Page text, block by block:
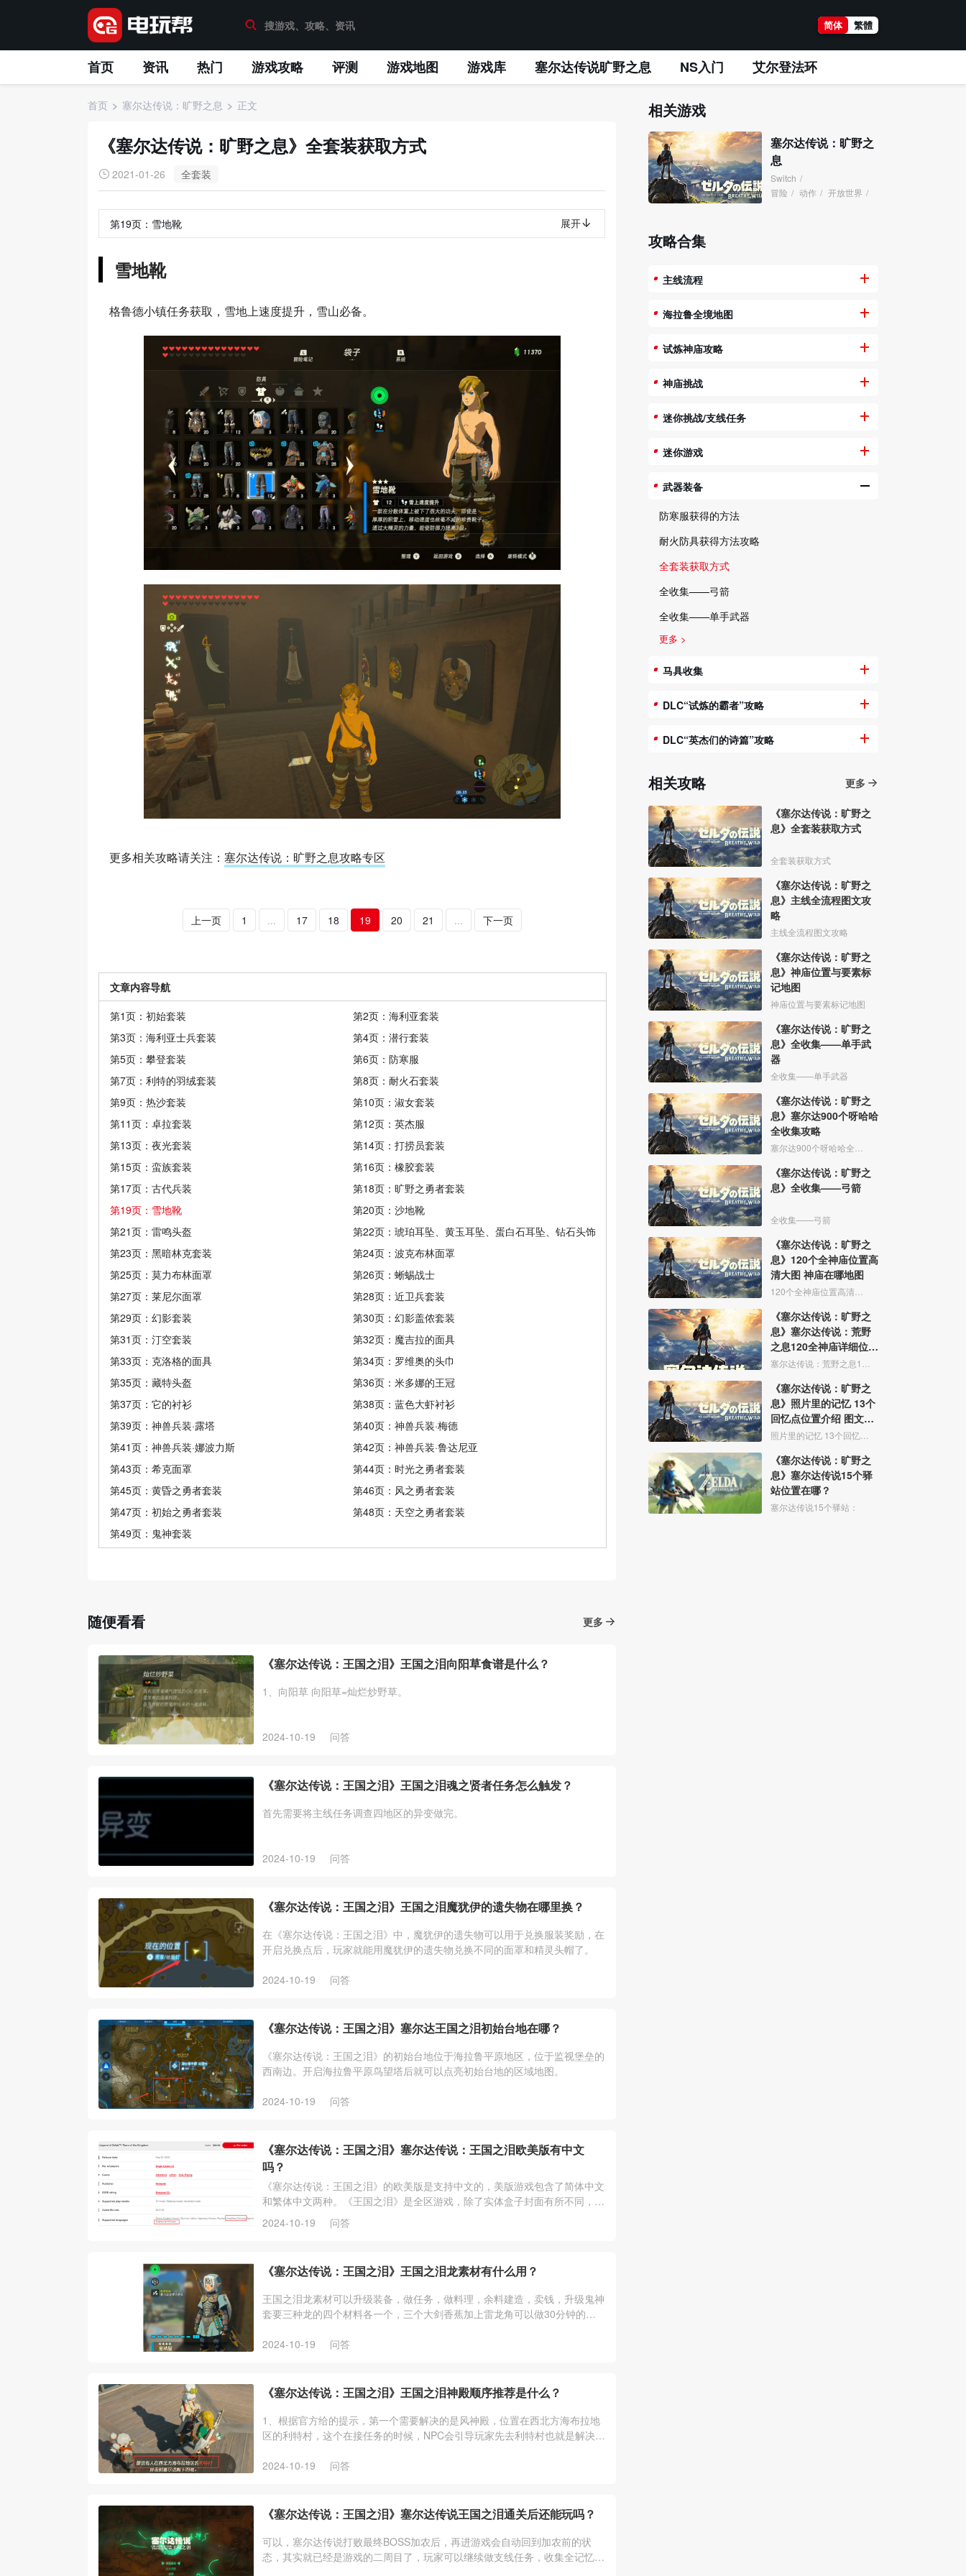
简体 繁體
首页 资讯 热门 游戏攻略 评测 游戏地图 游戏库 塞尔达传说旷野之息 NS入门 艾尔登法环
首页 塞尔达传说：旷野之息 正文
《塞尔达传说：旷野之息》全套装获取方式
2021-01-26 全套装
第19页： 雪地靴 展开
雪地靴
格鲁德小镇任务获取，雪地上速度提升，雪山必备。
更多相关攻略请关注： 塞尔达传说：旷野之息攻略专区
上一页 1 ... 17 18 19 20 21 ... 下一页
文章内容导航
第1页：初始套装
第2页：海利亚套装
第3页：海利亚士兵套装
第4页：潜行套装
第5页：攀登套装
第6页：防寒服
第7页：利特的羽绒套装
第8页：耐火石套装
第9页：热沙套装
第10页：淑女套装
第11页：卓拉套装
第12页：英杰服
第13页：夜光套装
第14页：打捞员套装
第15页：蛮族套装
第16页：橡胶套装
第17页：古代兵装
第18页：旷野之勇者套装
第19页：雪地靴
第20页：沙地靴
第21页：雷鸣头盔
第22页：琥珀耳坠、黄玉耳坠、蛋白石耳坠、钻石头饰、蓝宝石头饰、红宝石头饰
第23页：黑暗林克套装
第24页：波克布林面罩
第25页：莫力布林面罩
第26页：蜥蜴战士
第27页：莱尼尔面罩
第28页：近卫兵套装
第29页：幻影套装
第30页：幻影盖侬套装
第31页：汀空套装
第32页：魔吉拉的面具
第33页：克洛格的面具
第34页：罗维奥的头巾
第35页：藏特头盔
第36页：米多娜的王冠
第37页：它的衬衫
第38页：蓝色大虾衬衫
第39页：神兽兵装·露塔
第40页：神兽兵装·梅德
第41页：神兽兵装·娜波力斯
第42页：神兽兵装·鲁达尼亚
第43页：希克面罩
第44页：时光之勇者套装
第45页：黄昏之勇者套装
第46页：风之勇者套装
第47页：初始之勇者套装
第48页：天空之勇者套装
第49页：鬼神套装
随便看看 更多
《塞尔达传说：王国之泪》王国之泪向阳草食谱是什么？
1、向阳草 向阳草=灿烂炒野草。
2024-10-19 问答
《塞尔达传说：王国之泪》王国之泪魂之贤者任务怎么触发？
首先需要将主线任务调查四地区的异变做完。
2024-10-19 问答
《塞尔达传说：王国之泪》王国之泪魔犹伊的遗失物在哪里换？
在《塞尔达传说：王国之泪》中，魔犹伊的遗失物可以用于兑换服装奖励，在
开启兑换点后，玩家就能用魔犹伊的遗失物兑换不同的面罩和精灵头帽了。
2024-10-19 问答
《塞尔达传说：王国之泪》塞尔达王国之泪初始台地在哪？
《塞尔达传说：王国之泪》的初始台地位于海拉鲁平原地区，位于监视堡垒的
西南边。开启海拉鲁平原鸟望塔后就可以点亮初始台地的区域地图。
2024-10-19 问答
《塞尔达传说：王国之泪》塞尔达传说：王国之泪欧美版有中文
吗？
《塞尔达传说：王国之泪》的欧美版是支持中文的，美版游戏包含了简体中文
和繁体中文两种。《王国之泪》是全区游戏，除了实体盒子封面有所不同，游
戏内容都是一样的，任意版本都支持中文。
2024-10-19 问答
《塞尔达传说：王国之泪》王国之泪龙素材有什么用？
王国之泪龙素材可以升级装备，做任务，做料理，余料建造，卖钱，升级鬼神
套要三种龙的四个材料各一个，三个大剑香蕉加上雷龙角可以做30分钟的三
2024-10-19
问答
《塞尔达传说：王国之泪》王国之泪神殿顺序推荐是什么？
1、根据官方给的提示，第一个需要解决的是风神殿，位置在西北方海布拉地
区的利特村，这个在接任务的时候，NPC会引导玩家先去利特村也就是解决风
2024-10-19
问答
《塞尔达传说：王国之泪》塞尔达传说王国之泪通关后还能玩吗？
可以，塞尔达传说打败最终BOSS加农后，再进游戏会自动回到加农前的状
态，其实就已经是游戏的二周目了，玩家可以继续做支线任务，收集全记忆、
相关游戏
塞尔达传说：旷野之
息
Switch /
冒险 / 动作 / 开放世界 /
攻略合集
主线流程
海拉鲁全境地图
试炼神庙攻略
神庙挑战
迷你挑战/支线任务
迷你游戏
武器装备
防寒服获得的方法
耐火防具获得方法攻略
全套装获取方式
全收集——弓箭
全收集——单手武器
更多 >
马具收集
DLC“试炼的霸者”攻略
DLC“英杰们的诗篇”攻略
相关攻略 更多
《塞尔达传说：旷野之
息》全套装获取方式
全套装获取方式
《塞尔达传说：旷野之
息》主线全流程图文攻
略
主线全流程图文攻略
《塞尔达传说：旷野之
息》神庙位置与要素标
记地图
神庙位置与要素标记地图
《塞尔达传说：旷野之
息》全收集——单手武
器
全收集——单手武器
《塞尔达传说：旷野之
息》塞尔达900个呀哈哈
全收集攻略
《塞尔达传说：旷野之
息》全收集——弓箭
全收集——弓箭
《塞尔达传说：旷野之
息》120个全神庙位置高
清大图 神庙在哪地图
《塞尔达传说：旷野之
息》塞尔达传说：荒野
之息120全神庙详细位置
在哪？
《塞尔达传说：旷野之
息》照片里的记忆 13个
回忆点位置介绍 图文攻
略
《塞尔达传说：旷野之
息》塞尔达传说15个驿
站位置在哪？
塞尔达传说15个驿站：